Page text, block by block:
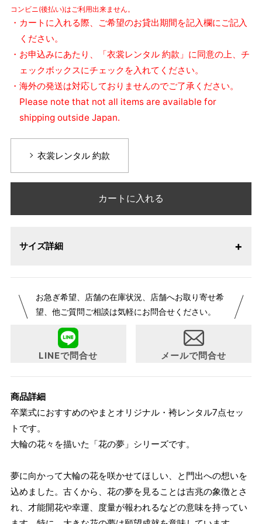
コンビニ(後払い)はご利用出来ません。
・カートに入れる際、ご希望のお貸出期間を記入欄にご記入
ください。
・お申込みにあたり、「衣裳レンタル 約款」に同意の上、チ
ェックボックスにチェックを入れてください。
・海外の発送は対応しておりませんのでご了承ください。
Please note that not all items are available for
shipping outside Japan.
衣裳レンタル 約款
カートに入れる
サイズ詳細
セット内容
着物（二尺袖）
フリーサイズ
身丈：109cm 裄丈：68cm 袖丈：76cm ジャ
ストサイズは身長160cmです。
3サイズよりお選びいただけます。
145cm～
160cm
160cm～
165cm
95cm
お急ぎ希望、店舗の在庫状況、店舗へお取り寄せ希
望、他ご質問ご相談は気軽にお問合せください。
LINEで問合せ メールで問合せ
商品詳細
卒業式におすすめのやまとオリジナル・袴レンタル7点セッ
トです。
大輪の花々を描いた「花の夢」シリーズです。
夢に向かって大輪の花を咲かせてほしい、と門出への想いを
込めました。古くから、花の夢を見ることは吉兆の象徴とさ
れ、才能開花や幸運、度量が報われるなどの意味を持ってい